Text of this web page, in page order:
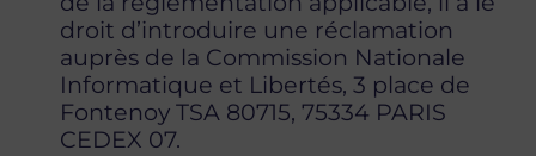
droit d’introduire une réclamation
auprès de la Commission Nationale
Informatique et Libertés, 3 place de
Fontenoy TSA 80715, 75334 PARIS
CEDEX 07.